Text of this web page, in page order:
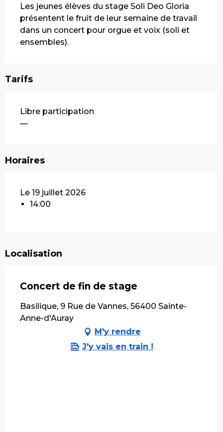
Les jeunes élèves du stage Soli Deo Gloria
présentent le fruit de leur semaine de travail
dans un concert pour orgue et voix (soli et
ensembles).
Tarifs
Libre participation
—
Horaires
Le 19 juillet 2026
14:00
Localisation
Concert de fin de stage
Basilique, 9 Rue de Vannes, 56400 Sainte-
Anne-d'Auray
M'y rendre
J'y vais en train !